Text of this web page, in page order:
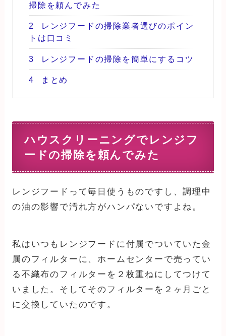
掃除を頼んでみた
2
レンジフードの掃除業者選びのポイン
トは口コミ
3 レンジフードの掃除を簡単にするコツ
4 まとめ
ハウスクリーニングでレンジフ
ードの掃除を頼んでみた
レンジフードって毎日使うものですし、調理中
の油の影響で汚れ方がハンパないですよね。
私はいつもレンジフードに付属でついていた金
属のフィルターに、ホームセンターで売ってい
る不織布のフィルターを２枚重ねにしてつけて
いました。そしてそのフィルターを２ヶ月ごと
に交換していたのです。